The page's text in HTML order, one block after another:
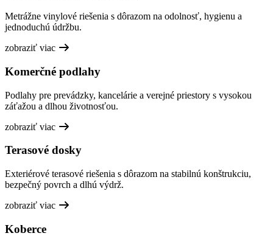
Metrážne vinylové riešenia s dôrazom na odolnosť, hygienu a
jednoduchú údržbu.
zobraziť viac
Komerčné podlahy
Podlahy pre prevádzky, kancelárie a verejné priestory s vysokou
záťažou a dlhou životnosťou.
zobraziť viac
Terasové dosky
Exteriérové terasové riešenia s dôrazom na stabilnú konštrukciu,
bezpečný povrch a dlhú výdrž.
zobraziť viac
Koberce